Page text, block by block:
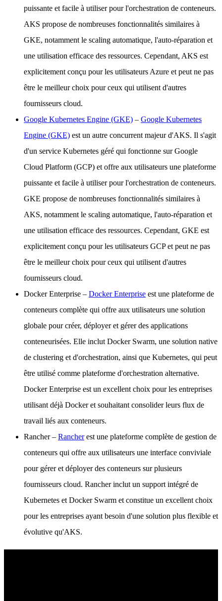
puissante et facile à utiliser pour l'orchestration de conteneurs.
AKS propose de nombreuses fonctionnalités similaires à
GKE, notamment le scaling automatique, l'auto-réparation et
une utilisation efficace des ressources. Cependant, AKS est
explicitement conçu pour les utilisateurs Azure et peut ne pas
être le meilleur choix pour ceux qui utilisent d'autres
fournisseurs cloud.
Google Kubernetes Engine (GKE) – Google Kubernetes
Engine (GKE) est un autre concurrent majeur d'AKS. Il s'agit
d'un service Kubernetes géré qui fonctionne sur Google
Cloud Platform (GCP) et offre aux utilisateurs une plateforme
puissante et facile à utiliser pour l'orchestration de conteneurs.
GKE propose de nombreuses fonctionnalités similaires à
AKS, notamment le scaling automatique, l'auto-réparation et
une utilisation efficace des ressources. Cependant, GKE est
explicitement conçu pour les utilisateurs GCP et peut ne pas
être le meilleur choix pour ceux qui utilisent d'autres
fournisseurs cloud.
Docker Enterprise – Docker Enterprise est une plateforme de
conteneurs complète qui offre aux utilisateurs une solution
globale pour créer, déployer et gérer des applications
conteneurisées. Elle inclut Docker Swarm, une solution native
de clustering et d'orchestration, ainsi que Kubernetes, qui peut
être utilisé comme plateforme d'orchestration alternative.
Docker Enterprise est un excellent choix pour les entreprises
utilisant déjà Docker et souhaitant consolider leurs flux de
travail liés aux conteneurs.
Rancher– Rancherest une plateforme complète de gestion de
conteneurs qui offre aux utilisateurs une interface conviviale
pour gérer et déployer des conteneurs sur plusieurs
fournisseurs cloud. Rancher inclut un support intégré de
Kubernetes et Docker Swarm et constitue un excellent choix
pour les entreprises ayant besoin d'une solution plus flexible et
évolutive qu'AKS.